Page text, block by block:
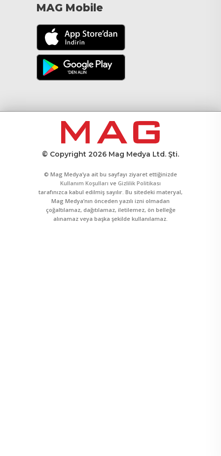
MAG Mobile
© Copyright 2026 Mag Medya Ltd. Şti.
© Mag Medya’ya ait bu sayfayı ziyaret ettiğinizde
Kullanım Koşulları ve Gizlilik Politikası
tarafınızca kabul edilmiş sayılır. Bu sitedeki materyal,
Mag Medya’nın önceden yazılı izni olmadan
çoğaltılamaz, dağıtılamaz, iletilemez, ön belleğe
alınamaz veya başka şekilde kullanılamaz.